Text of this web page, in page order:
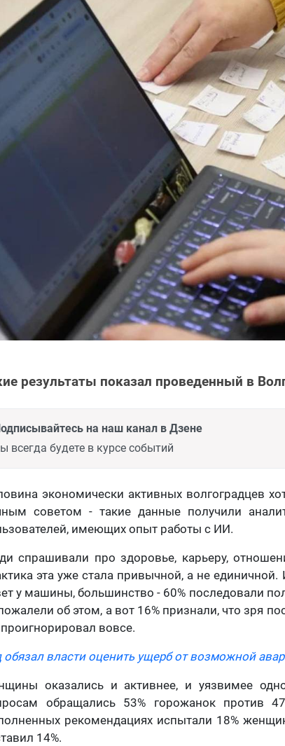
результаты показал проведенный в
на наш канал в Дзене
всегда будете в курсе событий
экономически активных волгоградцев
советом - такие данные получили
имеющих опыт работы с ИИ.
спрашивали про здоровье, карьеру,
эта уже стала привычной, а не
у машины, большинство - 60% последовали
об этом, а вот 16% признали, что зря
вовсе.
обязал власти оценить ущерб от возможной
оказались и активнее, и уязвимее
обращались 53% горожанок против
рекомендациях испытали 18%
14%.